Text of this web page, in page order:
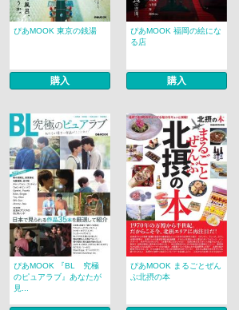
ぴあMOOK 東京の銭湯
購入
ぴあMOOK 福岡の絵にな
る店
購入
ぴあMOOK 『BL 究極
のピュアラブ』あなたが
見...
ぴあMOOK まるごとぜん
ぶ北摂の本